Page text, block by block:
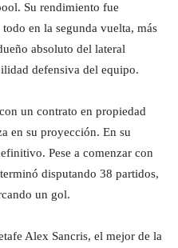
Su rendimiento fue
en la segunda vuelta, más
absoluto del lateral
defensiva del equipo.
un contrato en propiedad
en su proyección. En su
Pese a comenzar con
disputando 38 partidos,
un gol.
Alex Sancris, el mejor de la